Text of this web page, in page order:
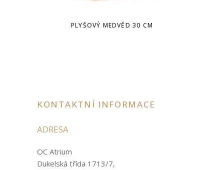
PLYŠOVÝ MEDVĚD 30 CM
KONTAKTNÍ INFORMACE
ADRESA
OC Atrium
Dukelská třída 1713/7,